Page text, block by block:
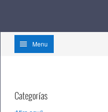
Menu
Categorías